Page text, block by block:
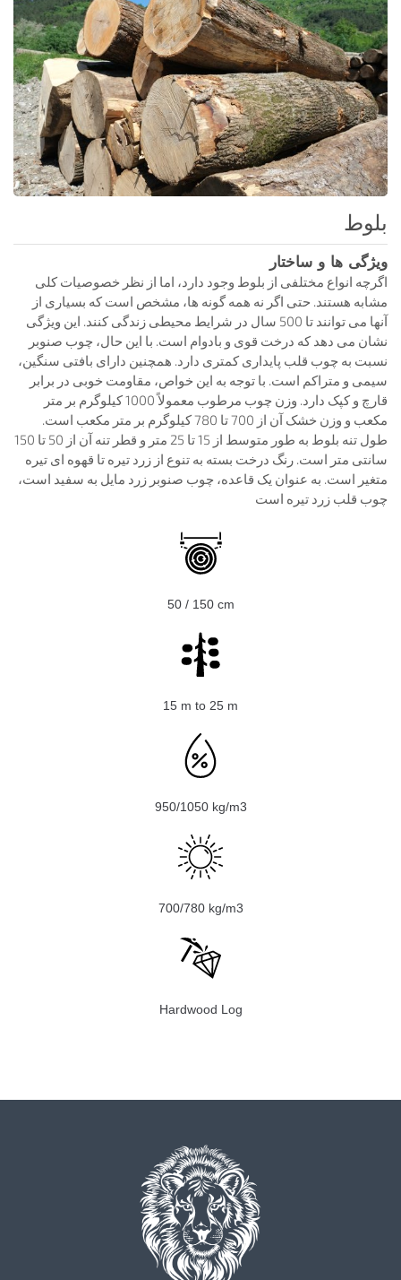
بلوط
ویژگی ها و ساختار
اگرچه انواع مختلفی از بلوط وجود دارد، اما از نظر خصوصیات کلی
مشابه هستند. حتی اگر نه همه گونه ها، مشخص است که بسیاری از
آنها می توانند تا 500 سال در شرایط محیطی زندگی کنند. این ویژگی
نشان می دهد که درخت قوی و بادوام است. با این حال، چوب صنوبر
نسبت به چوب قلب پایداری کمتری دارد. همچنین دارای بافتی سنگین،
سیمی و متراکم است. با توجه به این خواص، مقاومت خوبی در برابر
قارچ و کپک دارد. وزن چوب مرطوب معمولاً 1000 کیلوگرم بر متر
مکعب و وزن خشک آن از 700 تا 780 کیلوگرم بر متر مکعب است.
طول تنه بلوط به طور متوسط ​​از 15 تا 25 متر و قطر تنه آن از 50 تا 150
سانتی متر است. رنگ درخت بسته به تنوع از زرد تیره تا قهوه ای تیره
متغیر است. به عنوان یک قاعده، چوب صنوبر زرد مایل به سفید است،
چوب قلب زرد تیره است
50 / 150 сm
15 m to 25 m
950/1050 kg/m3
700/780 kg/m3
Hardwood Log